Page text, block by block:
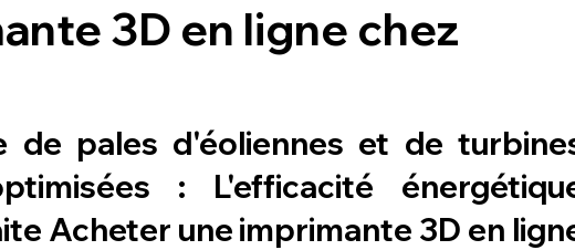
3D en ligne chez
de pales d'éoliennes et de
: L'efficacité
Acheter une imprimante 3D en